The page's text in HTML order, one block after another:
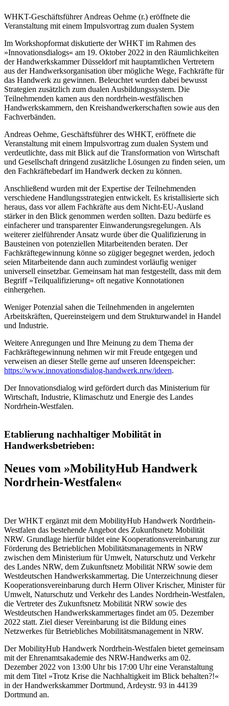
WHKT-Geschäftsführer Andreas Oehme (r.) eröffnete die
Veranstaltung mit einem Impulsvortrag zum dualen System
Im Workshopformat diskutierte der WHKT im Rahmen des
»Innovationsdialogs« am 19. Oktober 2022 in den Räumlichkeiten
der Handwerkskammer Düsseldorf mit hauptamtlichen Vertretern
aus der Handwerksorganisation über mögliche Wege, Fachkräfte für
das Handwerk zu gewinnen. Beleuchtet wurden dabei bewusst
Strategien zusätzlich zum dualen Ausbildungssystem. Die
Teilnehmenden kamen aus den nordrhein-westfälischen
Handwerkskammern, den Kreishandwerkerschaften sowie aus den
Fachverbänden.
Andreas Oehme, Geschäftsführer des WHKT, eröffnete die
Veranstaltung mit einem Impulsvortrag zum dualen System und
verdeutlichte, dass mit Blick auf die Transformation von Wirtschaft
und Gesellschaft dringend zusätzliche Lösungen zu finden seien, um
den Fachkräftebedarf im Handwerk decken zu können.
Anschließend wurden mit der Expertise der Teilnehmenden
verschiedene Handlungsstrategien entwickelt. Es kristallisierte sich
heraus, dass vor allem Fachkräfte aus dem Nicht-EU-Ausland
stärker in den Blick genommen werden sollten. Dazu bedürfe es
einfacherer und transparenter Einwanderungsregelungen. Als
weiterer zielführender Ansatz wurde über die Qualifizierung in
Bausteinen von potenziellen Mitarbeitenden beraten. Der
Fachkräftegewinnung könne so zügiger begegnet werden, jedoch
seien Mitarbeitende dann auch zumindest vorläufig weniger
universell einsetzbar. Gemeinsam hat man festgestellt, dass mit dem
Begriff »Teilqualifizierung« oft negative Konnotationen
einhergehen.
Weniger Potenzial sahen die Teilnehmenden in angelernten
Arbeitskräften, Quereinsteigern und dem Strukturwandel in Handel
und Industrie.
Weitere Anregungen und Ihre Meinung zu dem Thema der
Fachkräftegewinnung nehmen wir mit Freude entgegen und
verweisen an dieser Stelle gerne auf unseren Ideenspeicher:
https://www.innovationsdialog-handwerk.nrw/ideen.
Der Innovationsdialog wird gefördert durch das Ministerium für
Wirtschaft, Industrie, Klimaschutz und Energie des Landes
Nordrhein-Westfalen.
Etablierung nachhaltiger Mobilität in
Handwerksbetrieben:
Neues vom »MobilityHub Handwerk
Nordrhein-Westfalen«
Der WHKT ergänzt mit dem MobilityHub Handwerk Nordrhein-
Westfalen das bestehende Angebot des Zukunftsnetz Mobilität
NRW. Grundlage hierfür bildet eine Kooperationsvereinbarung zur
Förderung des Betrieblichen Mobilitätsmanagements in NRW
zwischen dem Ministerium für Umwelt, Naturschutz und Verkehr
des Landes NRW, dem Zukunftsnetz Mobilität NRW sowie dem
Westdeutschen Handwerkskammertag. Die Unterzeichnung dieser
Kooperationsvereinbarung durch Herrn Oliver Krischer, Minister für
Umwelt, Naturschutz und Verkehr des Landes Nordrhein-Westfalen,
die Vertreter des Zukunftsnetz Mobilität NRW sowie des
Westdeutschen Handwerkskammertages findet am 05. Dezember
2022 statt. Ziel dieser Vereinbarung ist die Bildung eines
Netzwerkes für Betriebliches Mobilitätsmanagement in NRW.
Der MobilityHub Handwerk Nordrhein-Westfalen bietet gemeinsam
mit der Ehrenamtsakademie des NRW-Handwerks am 02.
Dezember 2022 von 13:00 Uhr bis 17:00 Uhr eine Veranstaltung
mit dem Titel »Trotz Krise die Nachhaltigkeit im Blick behalten?!«
in der Handwerkskammer Dortmund, Ardeystr. 93 in 44139
Dortmund an.